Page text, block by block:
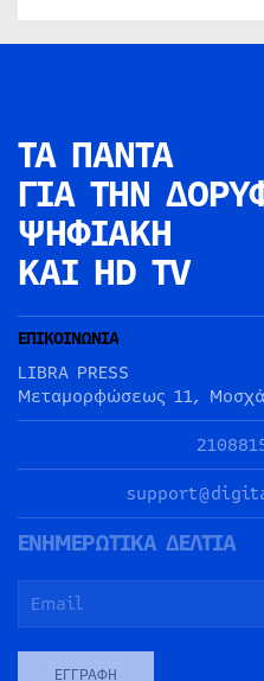
ΤΑ ΠΑΝΤΑ
ΓΙΑ ΤΗΝ
ΨΗΦΙΑΚΗ
ΚΑΙ HD TV
ΕΠΙΚΟΙΝΩΝΙΑ
LIBRA PRESS
Μεταμορφώσεως 11,
ΕΝΗΜΕΡΩΤΙΚΑ ΔΕΛΤΙΑ
ΕΓΓΡΑΦΉ